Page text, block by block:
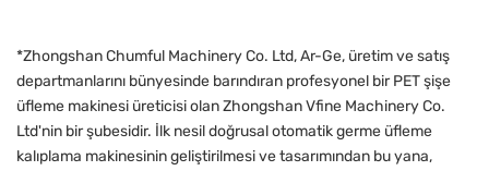
*Zhongshan Chumful Machinery Co. Ltd, Ar-Ge, üretim ve satış
departmanlarını bünyesinde barındıran profesyonel bir PET şişe
üfleme makinesi üreticisi olan Zhongshan Vfine Machinery Co.
Ltd'nin bir şubesidir. İlk nesil doğrusal otomatik germe üfleme
kalıplama makinesinin geliştirilmesi ve tasarımından bu yana,